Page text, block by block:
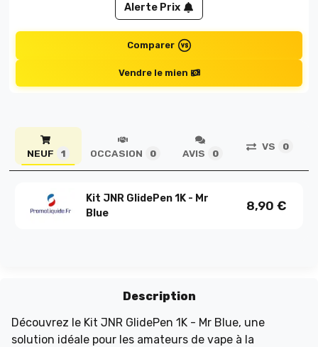
Alerte Prix
Comparer
Vendre le mien
NEUF 1 OCCASION 0 AVIS 0
VS 0
Kit JNR GlidePen 1K - Mr
Blue
8,90 €
Description
Découvrez le Kit JNR GlidePen 1K - Mr Blue, une
solution idéale pour les amateurs de vape à la